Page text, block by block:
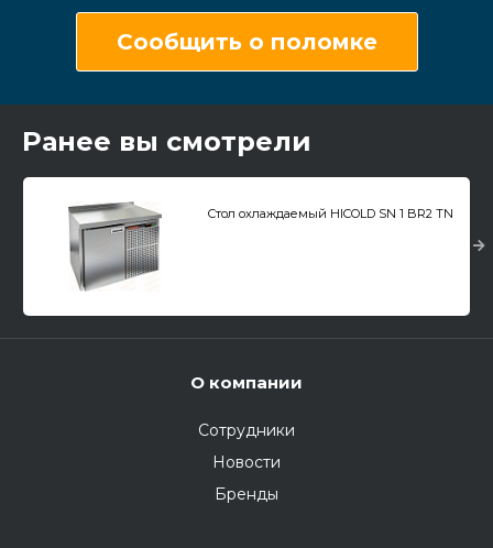
Сообщить о поломке
Ранее вы смотрели
Стол охлаждаемый HICOLD SN 1 BR2 TN
О компании
Сотрудники
Новости
Бренды